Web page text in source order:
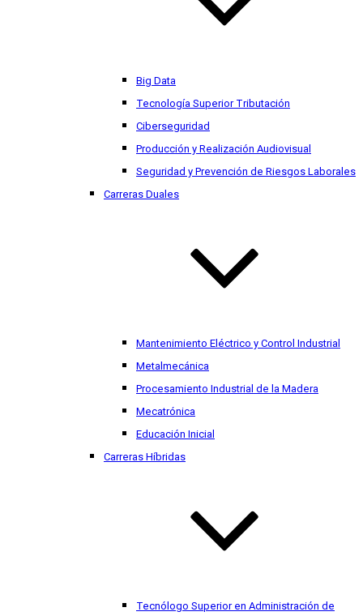
Big Data
Tecnología Superior Tributación
Ciberseguridad
Producción y Realización Audiovisual
Seguridad y Prevención de Riesgos Laborales
Carreras Duales
Mantenimiento Eléctrico y Control Industrial
Metalmecánica
Procesamiento Industrial de la Madera
Mecatrónica
Educación Inicial
Carreras Híbridas
Tecnólogo Superior en Administración de